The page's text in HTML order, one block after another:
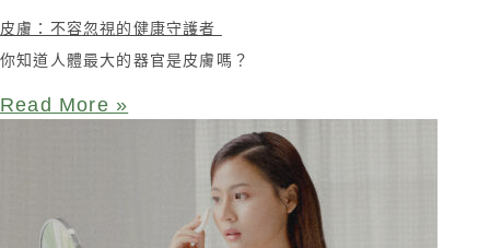
皮膚：不容忽視的健康守護者
你知道人體最大的器官是皮膚嗎？
Read More »